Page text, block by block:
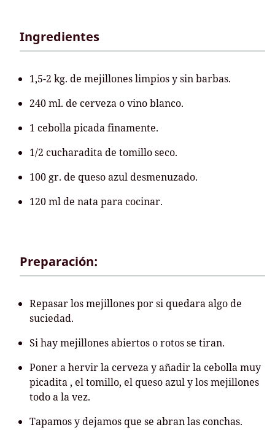
Ingredientes
1,5-2 kg. de mejillones limpios y sin barbas.
240 ml. de cerveza o vino blanco.
1 cebolla picada finamente.
1/2 cucharadita de tomillo seco.
100 gr. de queso azul desmenuzado.
120 ml de nata para cocinar.
Preparación:
Repasar los mejillones por si quedara algo de
suciedad.
Si hay mejillones abiertos o rotos se tiran.
Poner a hervir la cerveza y añadir la cebolla muy
picadita , el tomillo, el queso azul y los mejillones
todo a la vez.
Tapamos y dejamos que se abran las conchas.